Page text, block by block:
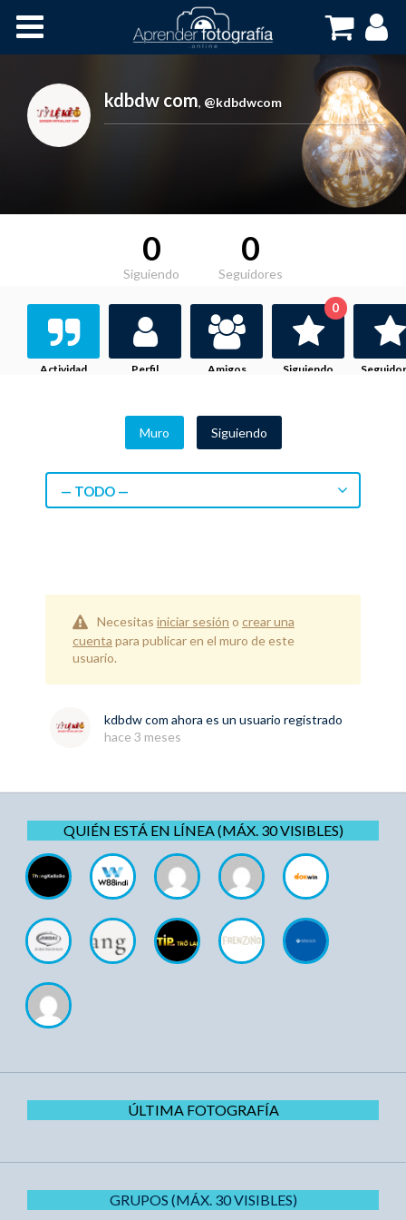
Cursos OnLine
kdbdw com, @kdbdwcom
0
Siguiendo
0
Seguidores
Actividad Perfil Amigos Siguiendo
0
Muro Siguiendo
— TODO —
Necesitas iniciar sesión o crear una
cuenta para publicar en el muro de este
usuario.
kdbdw com ahora es un usuario registrado
hace 3 meses
QUIÉN ESTÁ EN LÍNEA (MÁX. 30 VISIBLES)
ÚLTIMA FOTOGRAFÍA
GRUPOS (MÁX. 30 VISIBLES)